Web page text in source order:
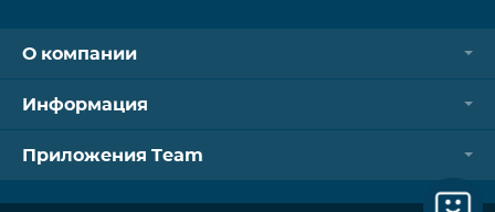
О компании
Информация
Приложения Team